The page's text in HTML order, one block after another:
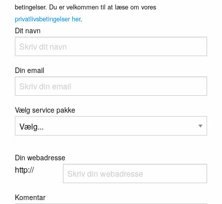
betingelser. Du er velkommen til at læse om vores
privatlivsbetingelser her.
Dit navn
Din email
Vælg service pakke
Din webadresse
http://
Komentar